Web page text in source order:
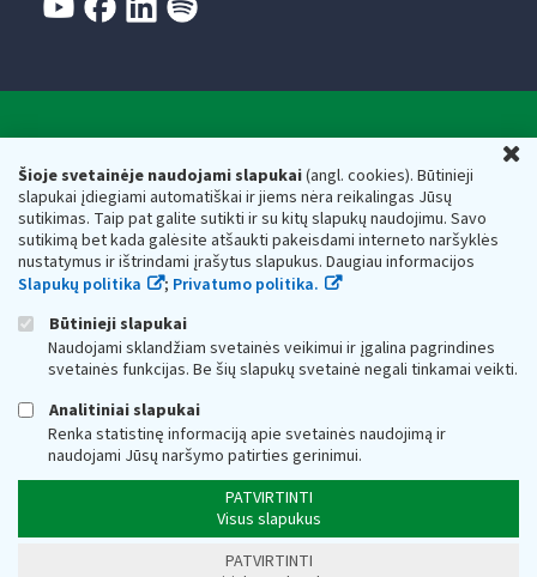
Šioje svetainėje naudojami slapukai(angl. cookies). Būtinieji
slapukai įdiegiami automatiškai ir jiems nėra reikalingas Jūsų
sutikimas. Taip pat galite sutikti ir su kitų slapukų naudojimu. Savo
sutikimą bet kada galėsite atšaukti pakeisdami interneto naršyklės
nustatymus ir ištrindami įrašytus slapukus. Daugiau informacijos
Slapukų politika
; Privatumo politika.
Būtinieji slapukai
Naudojami sklandžiam svetainės veikimui ir įgalina pagrindines
svetainės funkcijas. Be šių slapukų svetainė negali tinkamai veikti.
Analitiniai slapukai
Renka statistinę informaciją apie svetainės naudojimą ir
naudojami Jūsų naršymo patirties gerinimui.
PATVIRTINTI
Visus slapukus
PATVIRTINTI
Respublikos finansų ministerijos
Biudžetinė įstaiga. Juridinio asmens kodas — 188659752,
adresas: Vasario 16-osios g. 14, 01107 Vilnius, Lietuva, el.paštas:
vmi@vmi.lt, E. pristatymo dėžutės adresas 188659752
Duomenys apie Valstybinę mokesčių inspekciją prie Lietuvos
Respublikos finansų ministerijos kaupiami ir saugomi Juridinių